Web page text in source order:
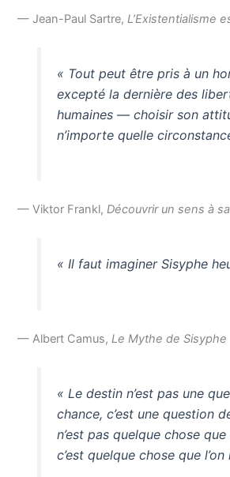
— Jean-Paul Sartre, L’Existentialisme
« Tout peut être pris à un
excepté la dernière des
humaines — choisir son
n’importe quelle
— Viktor Frankl,Découvrir un sens à
« Il faut imaginer Sisyphe
— Albert Camus,Le Mythe de Sisyphe
« Le destin n’est pas une
chance, c’est une question
n’est pas quelque chose que
c’est quelque chose que l’on